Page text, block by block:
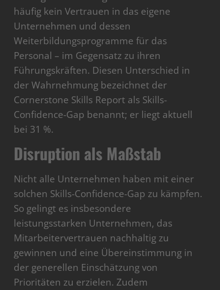
häufig kein Vertrauen in das eigene
Unternehmen und dessen
Weiterbildungsprogramme für das
Personal – im Gegensatz zu ihren
Führungskräften. Diesen Unterschied in
der Wahrnehmung bezeichnet der
Cornerstone Skills Report als Skills-
Confidence-Gap benannt; er liegt aktuell
bei 31 %.
Disruption als Maßstab
Nicht alle Unternehmen haben mit einer
solchen Skills-Confidence-Gap zu kämpfen.
So gelingt es insbesondere
leistungsstarken Unternehmen, das
Mitarbeitervertrauen nachhaltig zu
gewinnen und eine Übereinstimmung in
der generellen Einschätzung von
Prioritäten zu erzielen. Zudem